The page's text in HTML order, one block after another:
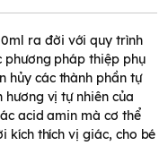
ra đời với quy trình
phương pháp thiệp phụ
hủy các thành phần tự
vị tự nhiên của
acid amin mà cơ thể
kích thích vị giác, cho bé